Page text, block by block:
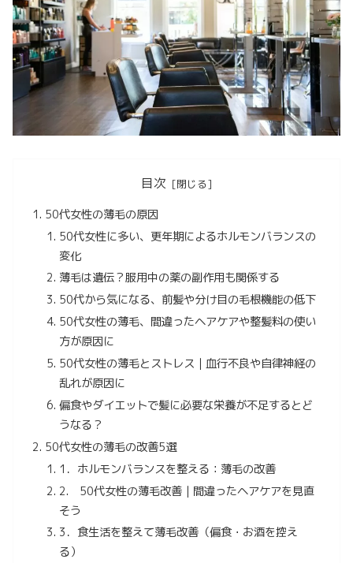
目次
50代女性の薄毛の原因
50代女性に多い、更年期によるホルモンバランスの
変化
薄毛は遺伝？服用中の薬の副作用も関係する
50代から気になる、前髪や分け目の毛根機能の低下
50代女性の薄毛、間違ったヘアケアや整髪料の使い
方が原因に
50代女性の薄毛とストレス｜血行不良や自律神経の
乱れが原因に
偏食やダイエットで髪に必要な栄養が不足するとど
うなる？
50代女性の薄毛の改善5選
1．ホルモンバランスを整える：薄毛の改善
2. 50代女性の薄毛改善｜間違ったヘアケアを見直
そう
3．食生活を整えて薄毛改善（偏食・お酒を控え
る）